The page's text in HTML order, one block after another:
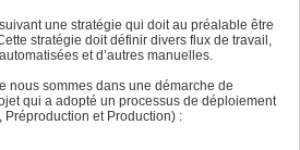
une stratégie qui doit au préalable être
stratégie doit définir divers flux de travail,
et d’autres manuelles.
nous sommes dans une démarche de
qui a adopté un processus de déploiement
Préproduction et Production) :